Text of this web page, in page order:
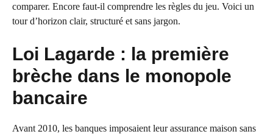
comparer. Encore faut-il comprendre les règles du jeu. Voici un
tour d’horizon clair, structuré et sans jargon.
Loi Lagarde : la première
brèche dans le monopole
bancaire
Avant 2010, les banques imposaient leur assurance maison sans